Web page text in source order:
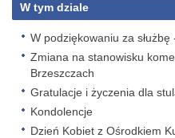
W tym dziale
W podziękowaniu za
Zmiana na stanowisku
Brzeszczach
Gratulacje i życzenia dla
Kondolencje
Dzień Kobiet z Ośrodkiem